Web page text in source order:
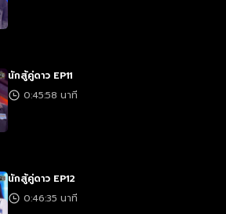
นักสู้คู่ดาว EP11
0:45:58 นาที
นักสู้คู่ดาว EP12
0:46:35 นาที